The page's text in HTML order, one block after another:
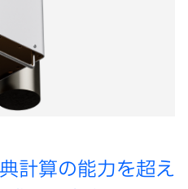
計算の能力を超え